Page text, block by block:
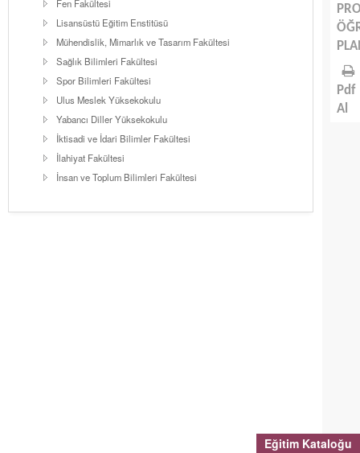
Eğitim Kataloğu
Fen Fakültesi
Lisansüstü Eğitim Enstitüsü
Mühendislik, Mimarlık ve Tasarım Fakültesi
Sağlık Bilimleri Fakültesi
Spor Bilimleri Fakültesi
Ulus Meslek Yüksekokulu
Yabancı Diller Yüksekokulu
İktisadi ve İdari Bilimler Fakültesi
İlahiyat Fakültesi
İnsan ve Toplum Bilimleri Fakültesi
Pdf
Al